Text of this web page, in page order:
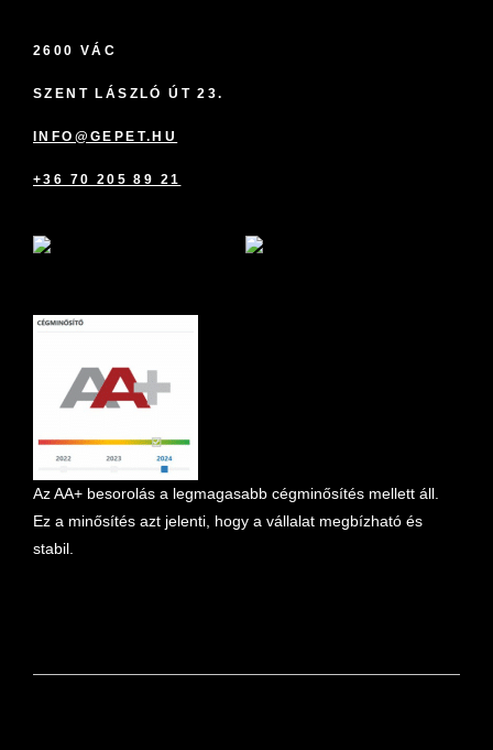
2600 VÁC
SZENT LÁSZLÓ ÚT 23.
INFO@GEPET.HU
+36 70 205 89 21
Az AA+ besorolás a legmagasabb cégminősítés mellett áll.
Ez a minősítés azt jelenti, hogy a vállalat megbízható és
stabil.